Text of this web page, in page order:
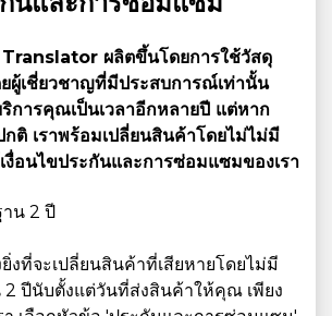
ผลิตขึ้นโดยการใช้วัสดุ
ผู้เชี่ยวชาญที่มีประสบการณ์เท่านั้น
การคุณเป็นเวลาอีกหลายปี แต่หาก
ติ เราพร้อมเปลี่ยนสินค้าโดยไม่ไม่มี
งื่อนไขประกันและการซ่อมแซมของเรา
น 2 ปี
ยิ่งที่จะเปลี่ยนสินค้าที่เสียหายโดยไม่มี
2 ปีนับตั้งแต่วันที่ส่งสินค้าให้คุณ เพียง